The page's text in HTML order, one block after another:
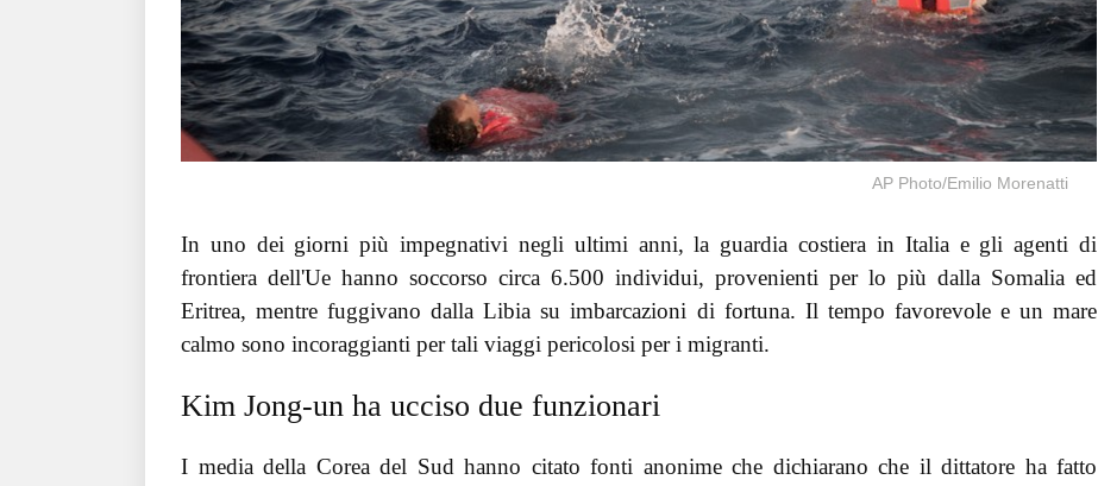
AP Photo/Emilio Morenatti
In uno dei giorni più impegnativi negli ultimi anni, la guardia costiera in Italia e gli agenti di
frontiera dell'Ue hanno soccorso circa 6.500 individui, provenienti per lo più dalla Somalia ed
Eritrea, mentre fuggivano dalla Libia su imbarcazioni di fortuna. Il tempo favorevole e un mare
calmo sono incoraggianti per tali viaggi pericolosi per i migranti.
Kim Jong-un ha ucciso due funzionari
I media della Corea del Sud hanno citato fonti anonime che dichiarano che il dittatore ha fatto